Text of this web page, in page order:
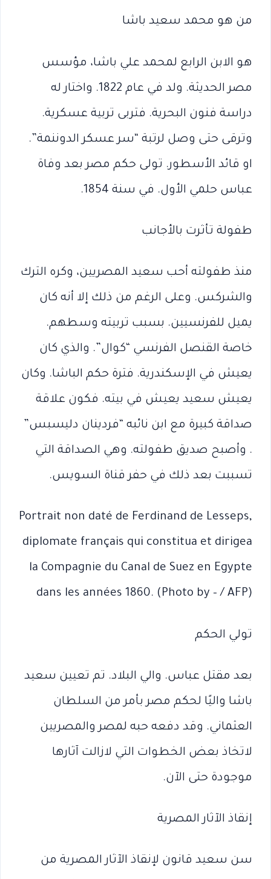
من هو محمد سعيد باشا
هو الابن الرابع لمحمد علي باشا، مؤسس
مصر الحديثة. ولد في عام 1822. واختار له
دراسة فنون البحرية. فتربى تربية عسكرية.
وترقى حتى وصل لرتبة “سر عسكر الدوننمة”.
او قائد الأسطور. تولى حكم مصر بعد وفاة
عباس حلمي الأول. في سنة 1854.
طفولة تأثرت بالأجانب
منذ طفولته أحب سعيد المصريين، وكره الترك
والشركس. وعلى الرغم من ذلك إلا أنه كان
يميل للفرنسيين. بسبب تربيته وسطهم.
خاصة القنصل الفرنسي “كوال”. والذي كان
يعيش في الإسكندرية. فترة حكم الباشا. وكان
يعيش سعيد يعيش في بيته. فكون علاقة
صداقة كبيرة مع ابن نائبه “فردينان دليسبس”
. وأصبح صديق طفولته. وهي الصداقة التي
تسببت بعد ذلك في حفر قناة السويس.
Portrait non daté de Ferdinand de Lesseps,
diplomate français qui constitua et dirigea
la Compagnie du Canal de Suez en Egypte
dans les années 1860. (Photo by – / AFP)
تولي الحكم
بعد مقتل عباس. والي البلاد. تم تعيين سعيد
باشا واليًا لحكم مصر بأمر من السلطان
العثماني. وقد دفعه حبه لمصر والمصريين
لاتخاذ بعض الخطوات التي لازالت آثارها
موجودة حتى الآن.
إنقاذ الآثار المصرية
سن سعيد قانون لإنقاذ الآثار المصرية من